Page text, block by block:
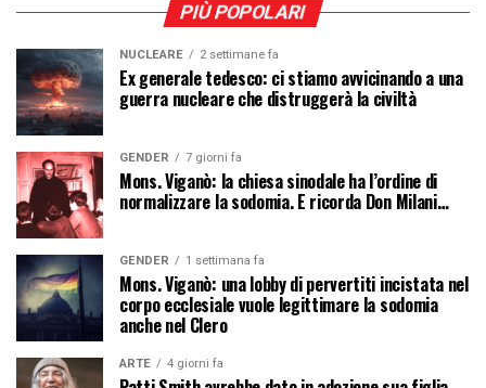
PIÙ POPOLARI
NUCLEARE 2 settimane fa
Ex generale tedesco: ci stiamo avvicinando a una
guerra nucleare che distruggerà la civiltà
GENDER 7 giorni fa
Mons. Viganò: la chiesa sinodale ha l’ordine di
normalizzare la sodomia. E ricorda Don Milani…
GENDER 1 settimana fa
Mons. Viganò: una lobby di pervertiti incistata nel
corpo ecclesiale vuole legittimare la sodomia
anche nel Clero
ARTE 4 giorni fa